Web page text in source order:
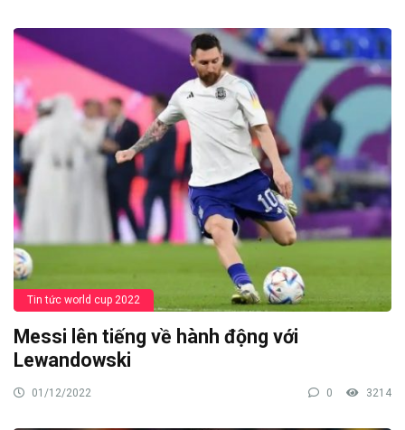
Tin tức world cup 2022
Messi lên tiếng về hành động với
Lewandowski
01/12/2022 0 3214